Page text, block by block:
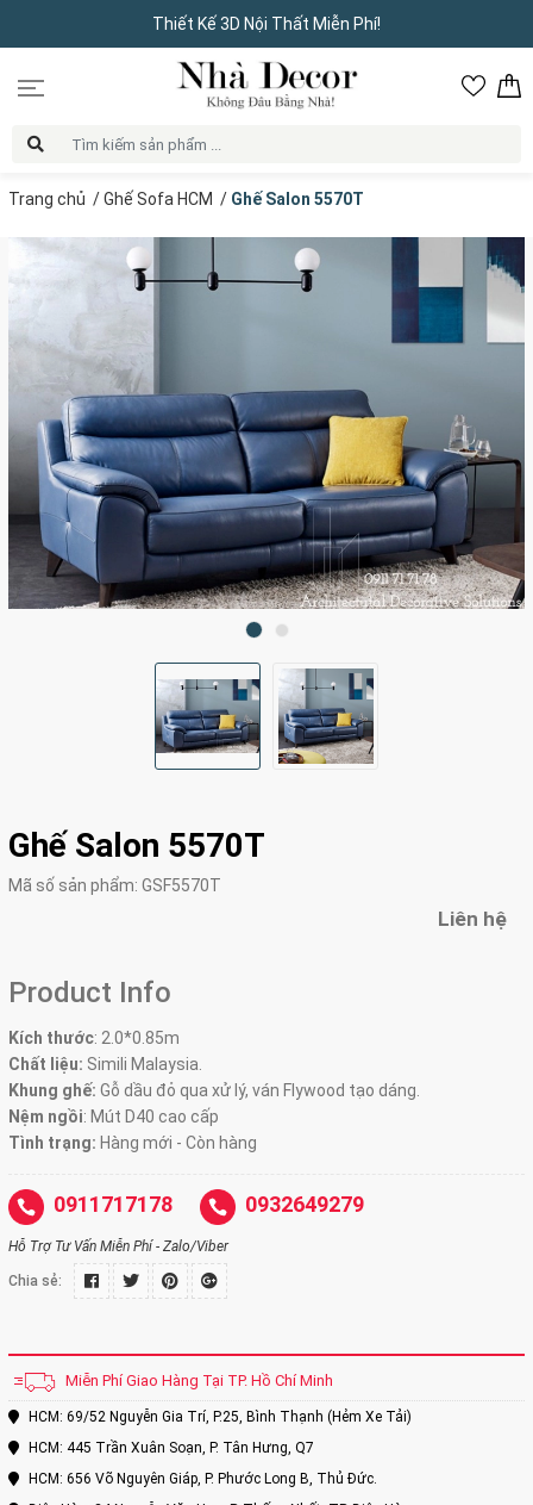
Thiết Kế 3D Nội Thất Miễn Phí!
Trang chủ /Ghế Sofa HCM / Ghế Salon 5570T
Ghế Salon 5570T
Mã số sản phẩm: GSF5570T
Liên hệ
Product Info
Kích thước: 2.0*0.85m
Chất liệu: Simili Malaysia.
Khung ghế: Gỗ dầu đỏ qua xử lý, ván Flywood tạo dáng.
Nệm ngồi: Mút D40 cao cấp
Tình trạng: Hàng mới - Còn hàng
0911717178 0932649279
Hỗ Trợ Tư Vấn Miễn Phí - Zalo/Viber
Chia sẻ:
Miễn Phí Giao Hàng Tại TP. Hồ Chí Minh
HCM: 69/52 Nguyễn Gia Trí, P.25, Bình Thạnh (Hẻm Xe Tải)
HCM: 445 Trần Xuân Soạn, P. Tân Hưng, Q7
HCM: 656 Võ Nguyên Giáp, P. Phước Long B, Thủ Đức.